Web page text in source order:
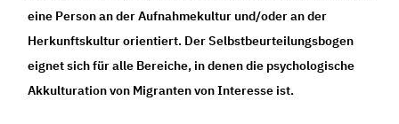
eine Person an der Aufnahmekultur und/oder an der
Herkunftskultur orientiert. Der Selbstbeurteilungsbogen
eignet sich für alle Bereiche, in denen die psychologische
Akkulturation von Migranten von Interesse ist.